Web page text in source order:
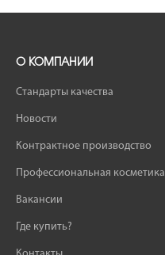
О КОМПАНИИ
Стандарты качества
Новости
Контрактное производство
Профессиональная косметика
Вакансии
Где купить?